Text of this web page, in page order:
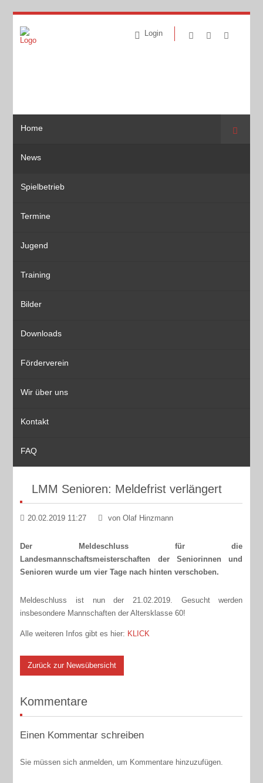
Login
Home
News
Spielbetrieb
Termine
Jugend
Training
Bilder
Downloads
Förderverein
Wir über uns
Kontakt
FAQ
Suche
LMM Senioren: Meldefrist verlängert
20.02.2019 11:27 von Olaf Hinzmann
Der Meldeschluss für die
Landesmannschaftsmeisterschaften der Seniorinnen und
Senioren wurde um vier Tage nach hinten verschoben.
Meldeschluss ist nun der 21.02.2019. Gesucht werden
insbesondere Mannschaften der Altersklasse 60!
Alle weiteren Infos gibt es hier: KLICK
Zurück zur Newsübersicht
Kommentare
Einen Kommentar schreiben
Sie müssen sich anmelden, um Kommentare hinzuzufügen.